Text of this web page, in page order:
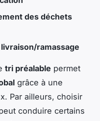
des déchets
ramassage
tri préalable permet
grâce à une
Par ailleurs, choisir
conduire certains